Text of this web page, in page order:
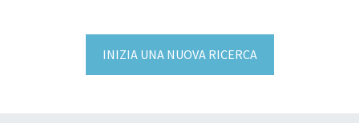
INIZIA UNA NUOVA RICERCA